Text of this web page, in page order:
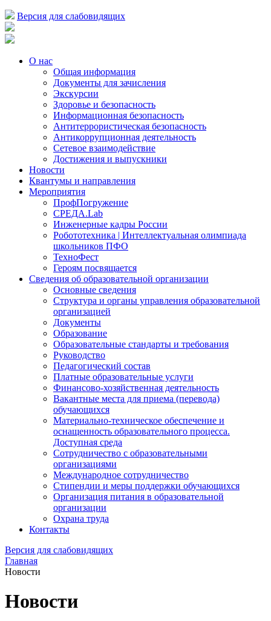
Версия для слабовидящих
О нас
Общая информация
Документы для зачисления
Экскурсии
Здоровье и безопасность
Информационная безопасность
Антитеррористическая безопасность
Антикоррупционная деятельность
Сетевое взаимодействие
Достижения и выпускники
Новости
Квантумы и направления
Мероприятия
ПрофПогружение
СРЕДА.Lab
Инженерные кадры России
Робототехника | Интеллектуальная олимпиада
школьников ПФО
ТехноФест
Героям посвящается
Сведения об образовательной организации
Основные сведения
Структура и органы управления образовательной
организацией
Документы
Образование
Образовательные стандарты и требования
Руководство
Педагогический состав
Платные образовательные услуги
Финансово-хозяйственная деятельность
Вакантные места для приема (перевода)
обучающихся
Материально-техническое обеспечение и
оснащенность образовательного процесса.
Доступная среда
Сотрудничество с образовательными
организациями
Международное сотрудничество
Стипендии и меры поддержки обучающихся
Организация питания в образовательной
организации
Охрана труда
Контакты
Версия для слабовидящих
Главная
Новости
Новости